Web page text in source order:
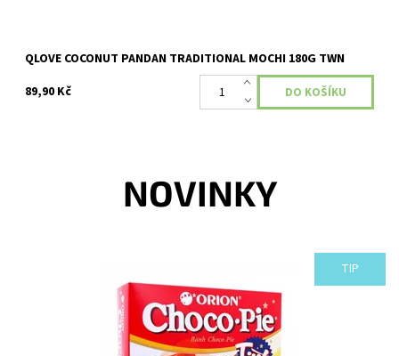
QLOVE COCONUT PANDAN TRADITIONAL MOCHI 180G TWN
89,90 Kč
NOVINKY
TIP
Skladem